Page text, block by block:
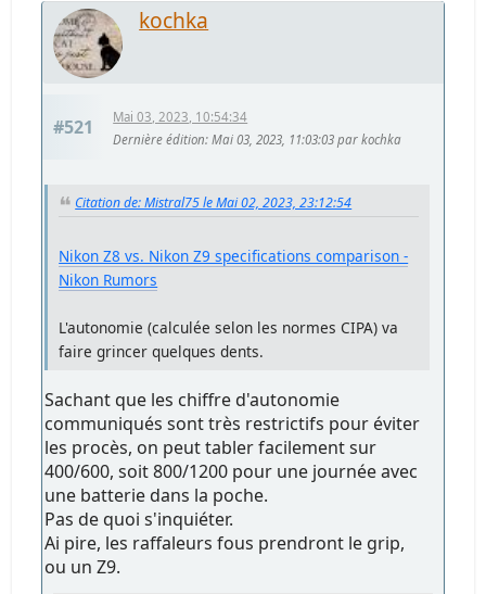
kochka
#521
Mai 03, 2023, 10:54:34
Dernière édition: Mai 03, 2023, 11:03:03 par kochka
Citation de: Mistral75 le Mai 02, 2023, 23:12:54
Nikon Z8 vs. Nikon Z9 specifications comparison -
Nikon Rumors
L'autonomie (calculée selon les normes CIPA) va
faire grincer quelques dents.
Sachant que les chiffre d'autonomie
communiqués sont très restrictifs pour éviter
les procès, on peut tabler facilement sur
400/600, soit 800/1200 pour une journée avec
une batterie dans la poche.
Pas de quoi s'inquiéter.
Ai pire, les raffaleurs fous prendront le grip,
ou un Z9.